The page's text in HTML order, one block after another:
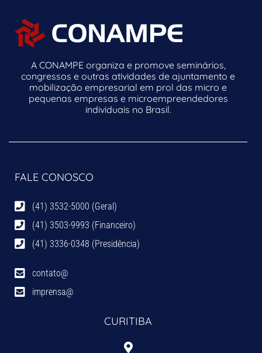
A CONAMPE organiza e promove seminários,
congressos e outras atividades de ajuntamento e
mobilização empresarial em prol das micro e
pequenas empresas e microempreendedores
individuais no Brasil.
FALE CONOSCO
(41) 3532-5000 (Geral)
(41) 3503-9993 (Financeiro)
(41) 3336-0348 (Presidência)
contato@
imprensa@
CURITIBA